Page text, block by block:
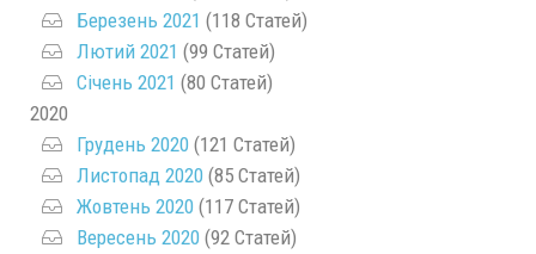
Березень 2021 (118 Статей)
Лютий 2021 (99 Статей)
Січень 2021 (80 Статей)
2020
Грудень 2020 (121 Статей)
Листопад 2020 (85 Статей)
Жовтень 2020 (117 Статей)
Вересень 2020 (92 Статей)